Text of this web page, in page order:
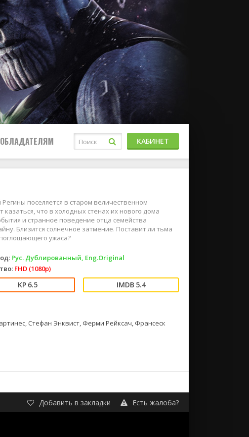
КАБИНЕТ
поселяется в старом величественном
что в холодных стенах их нового дома
и странное поведение отца семейства
Близится солнечное затмение. Поставит ли тьма
ужаса?
Рус. Дублированный, Eng.Original
FHD (1080p)
6.5 5.4
Стефан Энквист, Ферми Рейксач, Франсеск
Добавить в закладки Есть жалоба?